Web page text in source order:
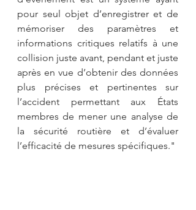
pour seul objet d’enregistrer et de
mémoriser des paramètres et
informations critiques relatifs à une
collision juste avant, pendant et juste
après en vue d’obtenir des données
plus précises et pertinentes sur
l’accident permettant aux États
membres de mener une analyse de
la sécurité routière et d’évaluer
l’efficacité de mesures spécifiques."